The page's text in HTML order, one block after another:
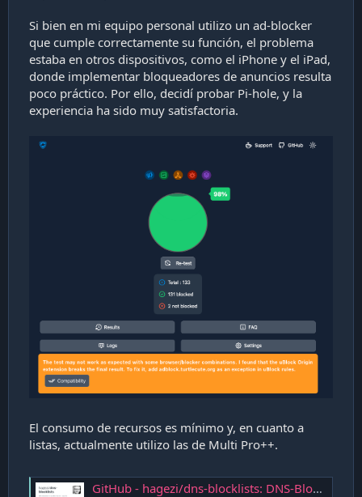
Si bien en mi equipo personal utilizo un ad-blocker
que cumple correctamente su función, el problema
estaba en otros dispositivos, como el iPhone y el iPad,
donde implementar bloqueadores de anuncios resulta
poco práctico. Por ello, decidí probar Pi-hole, y la
experiencia ha sido muy satisfactoria.
El consumo de recursos es mínimo y, en cuanto a
listas, actualmente utilizo las de Multi Pro++.
GitHub - hagezi/dns-blocklists: DNS-Blocklists: For a better internet - keep the internet clean!